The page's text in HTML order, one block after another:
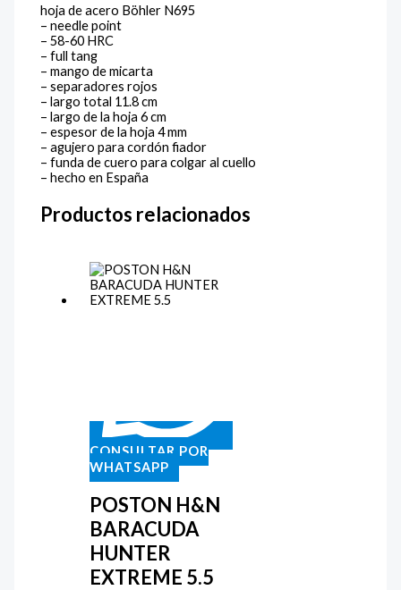
hoja de acero Böhler N695
– needle point
– 58-60 HRC
– full tang
– mango de micarta
– separadores rojos
– largo total 11.8 cm
– largo de la hoja 6 cm
– espesor de la hoja 4 mm
– agujero para cordón fiador
– funda de cuero para colgar al cuello
– hecho en España
Productos relacionados
CONSULTAR POR
WHATSAPP
POSTON H&N
BARACUDA
HUNTER
EXTREME 5.5